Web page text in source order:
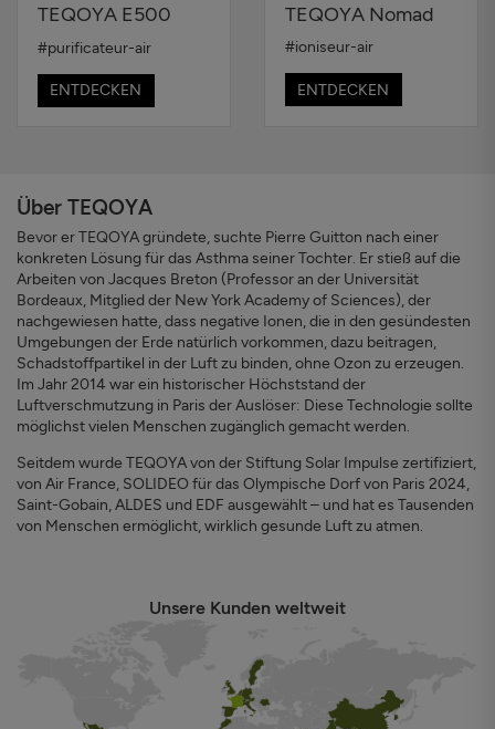
TEQOYA E500
#purificateur-air
ENTDECKEN
TEQOYA Nomad
#ioniseur-air
ENTDECKEN
Über TEQOYA
Bevor er TEQOYA gründete, suchte Pierre Guitton nach einer
konkreten Lösung für das Asthma seiner Tochter. Er stieß auf die
Arbeiten von Jacques Breton (Professor an der Universität
Bordeaux, Mitglied der New York Academy of Sciences), der
nachgewiesen hatte, dass negative Ionen, die in den gesündesten
Umgebungen der Erde natürlich vorkommen, dazu beitragen,
Schadstoffpartikel in der Luft zu binden, ohne Ozon zu erzeugen.
Im Jahr 2014 war ein historischer Höchststand der
Luftverschmutzung in Paris der Auslöser: Diese Technologie sollte
möglichst vielen Menschen zugänglich gemacht werden.
Seitdem wurde TEQOYA von der Stiftung Solar Impulse zertifiziert,
von Air France, SOLIDEO für das Olympische Dorf von Paris 2024,
Saint-Gobain, ALDES und EDF ausgewählt – und hat es Tausenden
von Menschen ermöglicht, wirklich gesunde Luft zu atmen.
Unsere Kunden weltweit